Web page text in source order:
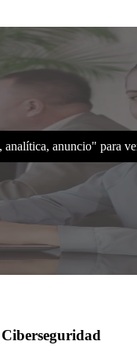
anuncio" para